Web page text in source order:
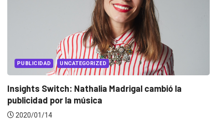
EVENTOS LUX AWARDS
Conoce a los ganadores de Lux Awards
2019/12/04